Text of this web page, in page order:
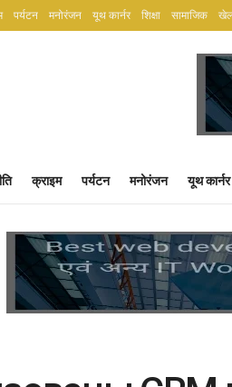
पर्यटन मनोरंजन यूथ कार्नर शिक्षा सामाजिक
क्राइम पर्यटन मनोरंजन यूथ कार्नर